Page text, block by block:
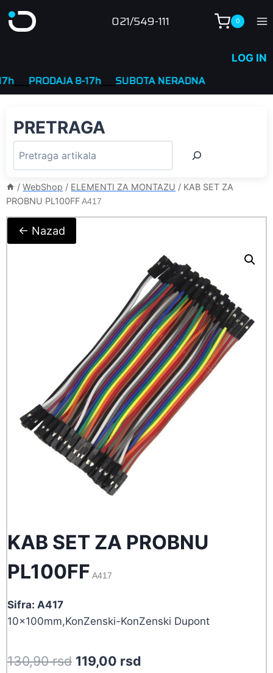
to
021/549-111 0
LOG IN
PRODAJA 8-17h____SUBOTA NERADNA
PRETRAGA
/ WebShop / ELEMENTI ZA MONTAZU / KAB SET ZA
PROBNU PL100FFA417
← Nazad
KAB SET ZA PROBNU
PL100FF A417
Sifra: A417
10x100mm,KonZenski-KonZenski Dupont
130,90rsd Original
119,00 rsd